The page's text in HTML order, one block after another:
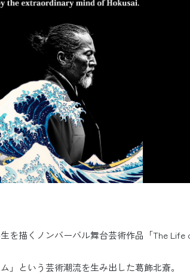
を描くノンバーバル舞台芸術作品「The Life
」という芸術潮流を生み出した葛飾北斎。